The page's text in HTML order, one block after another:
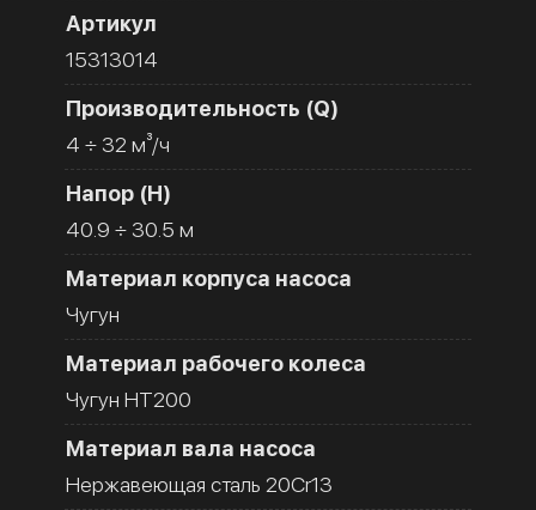
Артикул
15313014
Производительность (Q)
4 ÷ 32 м³/ч
Напор (H)
40.9 ÷ 30.5 м
Материал корпуса насоса
Чугун
Материал рабочего колеса
Чугун HT200
Материал вала насоса
Нержавеющая сталь 20Cr13